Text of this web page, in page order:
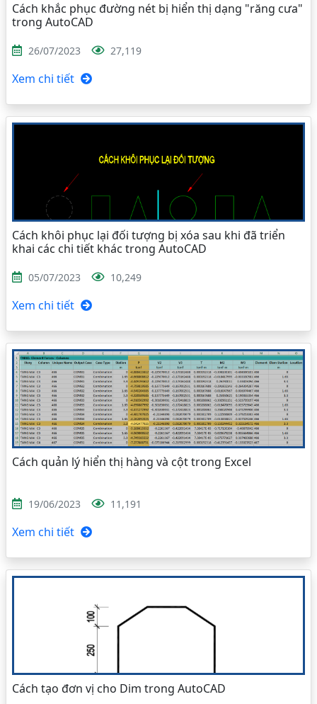
Cách khắc phục đường nét bị hiển thị dạng "răng cưa"
trong AutoCAD
26/07/2023 27,119
Xem chi tiết
Cách khôi phục lại đối tượng bị xóa sau khi đã triển
khai các chi tiết khác trong AutoCAD
05/07/2023 10,249
Xem chi tiết
Cách quản lý hiển thị hàng và cột trong Excel
19/06/2023 11,191
Xem chi tiết
Cách tạo đơn vị cho Dim trong AutoCAD